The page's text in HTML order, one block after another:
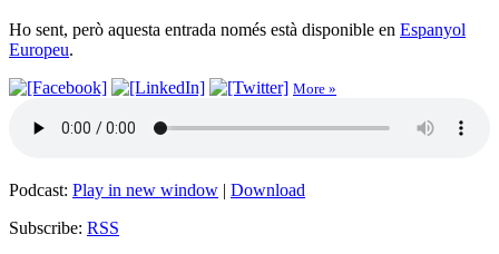
Ho sent, però aquesta entrada només està disponible en Espanyol
Europeu.
More »
Podcast: Play in new window | Download
Subscribe: RSS